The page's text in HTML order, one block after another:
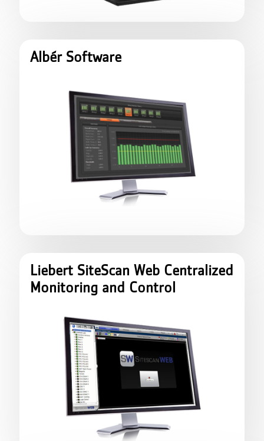
Albér Software
Liebert SiteScan Web Centralized
Monitoring and Control